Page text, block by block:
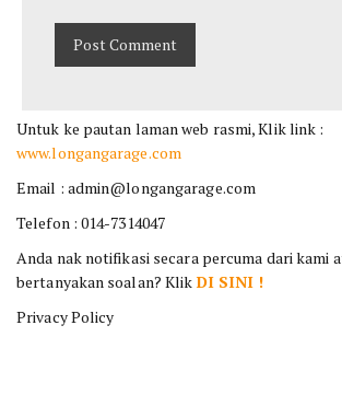
Untuk ke pautan laman web rasmi, Klik link :
www.longangarage.com
Email : admin@longangarage.com
Telefon : 014-7314047
Anda nak notifikasi secara percuma dari kami
bertanyakan soalan? Klik DI SINI !
Privacy Policy